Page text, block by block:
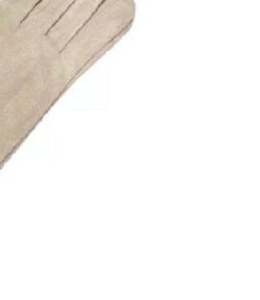
DE ANTELINA